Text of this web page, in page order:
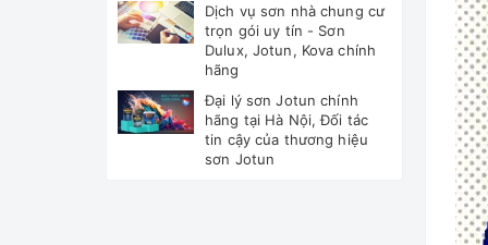
Dịch vụ sơn nhà chung cư
trọn gói uy tín - Sơn
Dulux, Jotun, Kova chính
hãng
Đại lý sơn Jotun chính
hãng tại Hà Nội, Đối tác
tin cậy của thương hiệu
sơn Jotun